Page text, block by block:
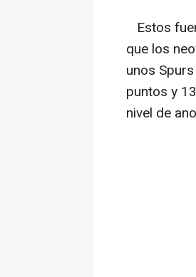
Estos
que los
unos
puntos y
nivel de